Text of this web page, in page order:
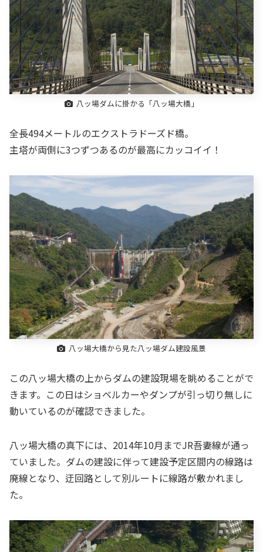
八ッ場ダムに掛かる「八ッ場大橋」
全長494メートルのエクストラドーズド橋。
主塔が両側に3つずつあるのが最高にカッコイイ！
八ッ場大橋から見た八ッ場ダム建設風景
この八ッ場大橋の上からダムの建設現場を眺めることがで
きます。この日はショベルカーやダンプが引っ切り無しに
動いているのが確認できました。
八ッ場大橋の真下には、2014年10月までJR吾妻線が通っ
ていました。ダムの建設に伴って建設予定区間内の線路は
廃線となり、迂回路として別ルートに線路が敷かれまし
た。